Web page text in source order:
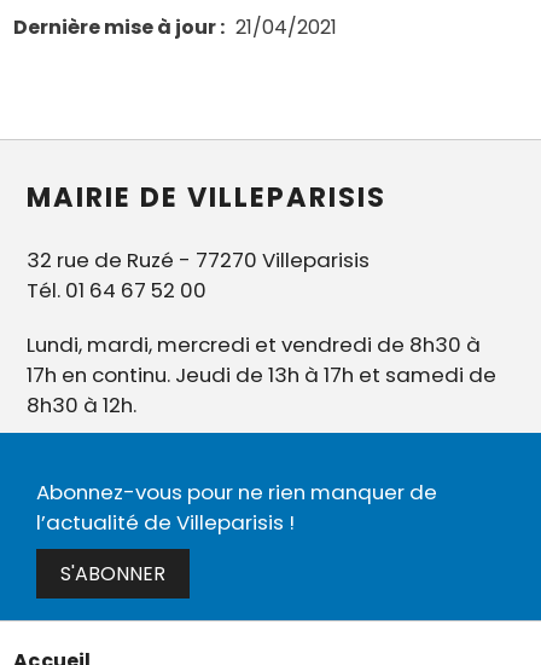
Dernière mise à jour 21/04/2021
MAIRIE DE VILLEPARISIS
32 rue de Ruzé - 77270 Villeparisis
Tél. 01 64 67 52 00
Lundi, mardi, mercredi et vendredi de 8h30 à
17h en continu. Jeudi de 13h à 17h et samedi de
8h30 à 12h.
Abonnez-vous pour ne rien manquer de
l’actualité de Villeparisis !
S'ABONNER